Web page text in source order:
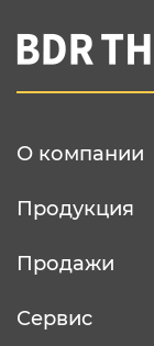
Вы
О компании
Продукция
Продажи
Сервис